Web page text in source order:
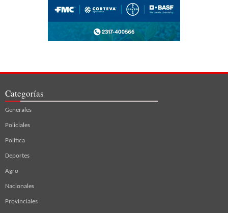
Categorías
Generales
Policiales
Política
Deportes
Agro
Nacionales
Provinciales